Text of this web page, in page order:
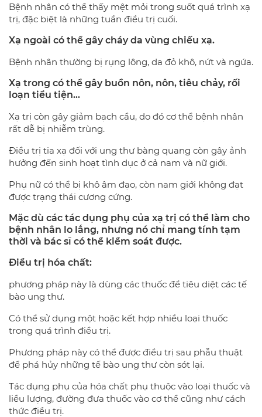
Bệnh nhân có thể thấy mệt mỏi trong suốt quá trình xạ
trị, đặc biệt là những tuần điều trị cuối.
Xạ ngoài có thể gây cháy da vùng chiếu xạ.
Bệnh nhân thường bị rụng lông, da đỏ khô, nứt và ngứa.
Xạ trong có thể gây buồn nôn, nôn, tiêu chảy, rối
loạn tiểu tiện…
Xạ trị còn gây giảm bạch cầu, do đó cơ thể bệnh nhân
rất dễ bị nhiễm trùng.
Điều trị tia xạ đối với ung thư bàng quang còn gây ảnh
hưởng đến sinh hoạt tình dục ở cả nam và nữ giới.
Phụ nữ có thể bị khô âm đạo, còn nam giới không đạt
được trạng thái cương cứng.
Mặc dù các tác dụng phụ của xạ trị có thể làm cho
bệnh nhân lo lắng, nhưng nó chỉ mang tính tạm
thời và bác sĩ có thể kiểm soát được.
Điều trị hóa chất:
phương pháp này là dùng các thuốc để tiêu diệt các tế
bào ung thư.
Có thể sử dụng một hoặc kết hợp nhiều loại thuốc
trong quá trình điều trị.
Phương pháp này có thể được điều trị sau phẫu thuật
để phá hủy những tế bào ung thư còn sót lại.
Tác dụng phụ của hóa chất phụ thuộc vào loại thuốc và
liều lượng, đường đưa thuốc vào cơ thể cũng như cách
thức điều trị.